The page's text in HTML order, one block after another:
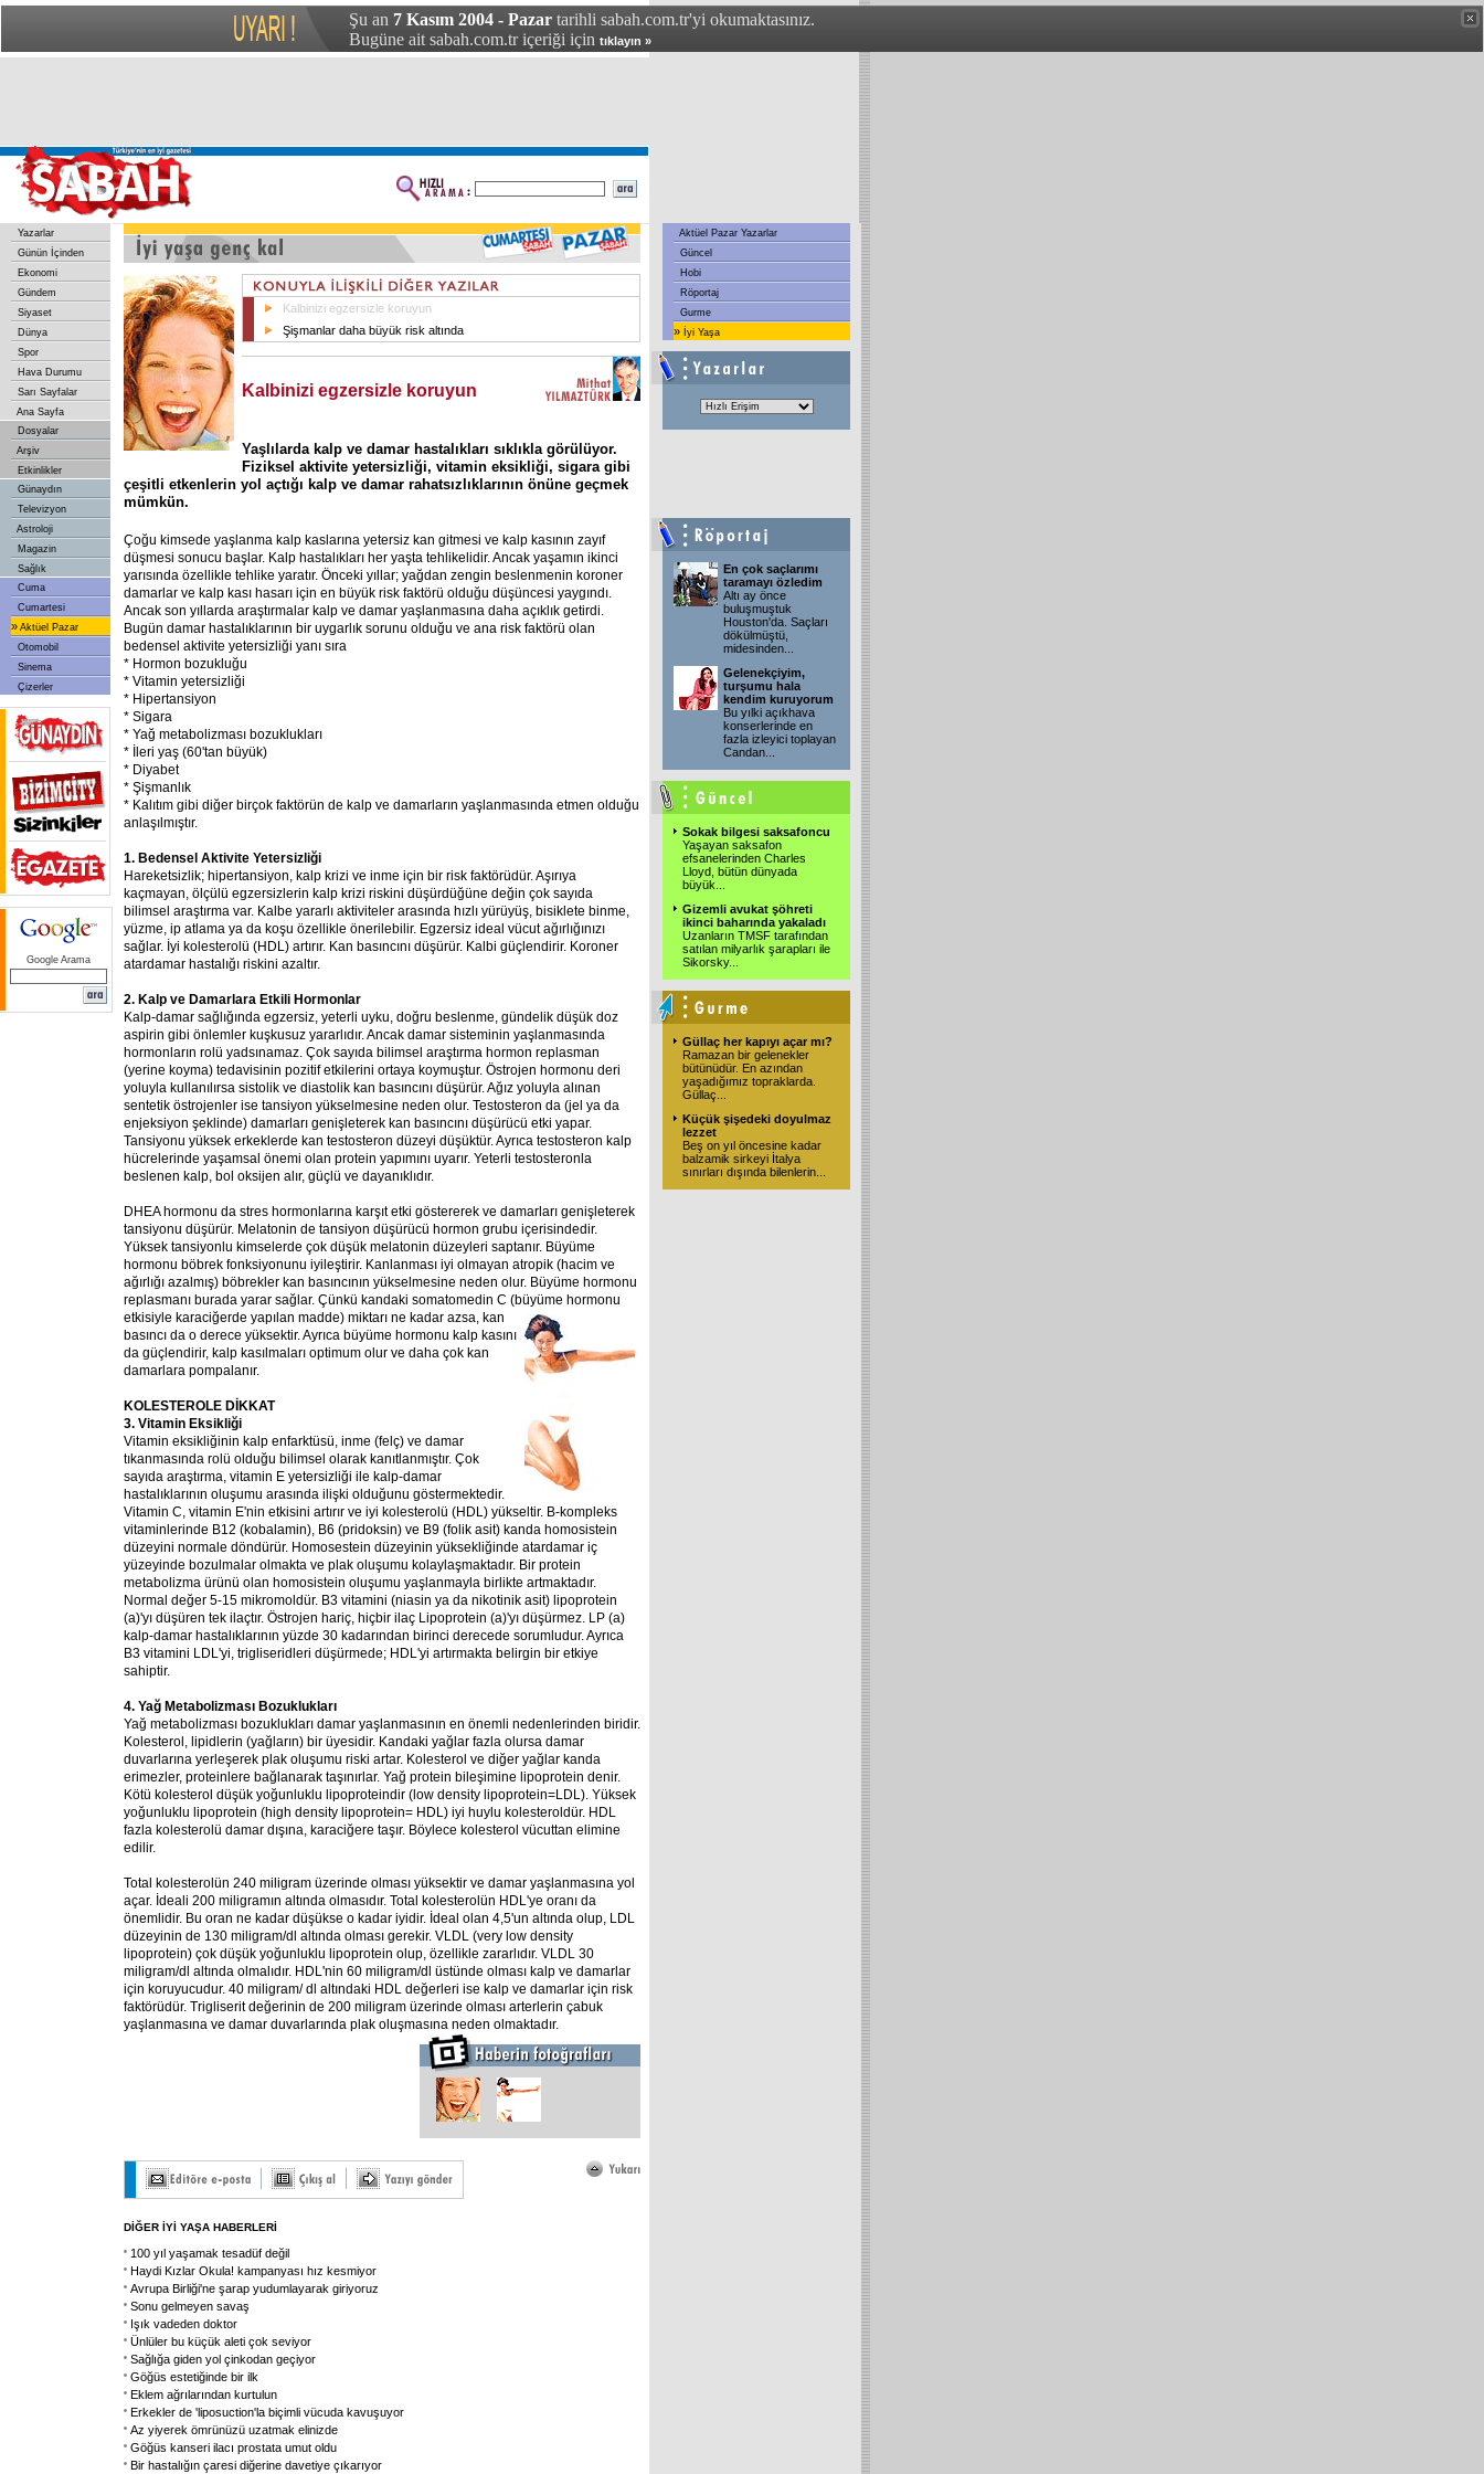
Şu an 7 Kasım 2004 - Pazar tarihli sabah.com.tr'yi okumaktasınız.
Bugüne ait sabah.com.tr içeriği için tıklayın »
Yazarlar
Günün İçinden
Ekonomi
Gündem
Siyaset
Dünya
Spor
Hava Durumu
Sarı Sayfalar
Ana Sayfa
Dosyalar
Arşiv
Etkinlikler
Günaydın
Televizyon
Astroloji
Magazin
Sağlık
Cuma
Cumartesi
» Aktüel Pazar
Otomobil
Sinema
Çizerler
Google Arama
Kalbinizi egzersizle koruyun
Şişmanlar daha büyük risk altında
Kalbinizi egzersizle koruyun
Yaşlılarda kalp ve damar hastalıkları sıklıkla görülüyor.
Fiziksel aktivite yetersizliği, vitamin eksikliği, sigara gibi
çeşitli etkenlerin yol açtığı kalp ve damar rahatsızlıklarının önüne geçmek
mümkün.
Çoğu kimsede yaşlanma kalp kaslarına yetersiz kan gitmesi ve kalp kasının zayıf
düşmesi sonucu başlar. Kalp hastalıkları her yaşta tehlikelidir. Ancak yaşamın ikinci
yarısında özellikle tehlike yaratır. Önceki yıllar; yağdan zengin beslenmenin koroner
damarlar ve kalp kası hasarı için en büyük risk faktörü olduğu düşüncesi yaygındı.
Ancak son yıllarda araştırmalar kalp ve damar yaşlanmasına daha açıklık getirdi.
Bugün damar hastalıklarının bir uygarlık sorunu olduğu ve ana risk faktörü olan
bedensel aktivite yetersizliği yanı sıra
* Hormon bozukluğu
* Vitamin yetersizliği
* Hipertansiyon
* Sigara
* Yağ metabolizması bozuklukları
* İleri yaş (60'tan büyük)
* Diyabet
* Şişmanlık
* Kalıtım gibi diğer birçok faktörün de kalp ve damarların yaşlanmasında etmen olduğu
anlaşılmıştır.
1. Bedensel Aktivite Yetersizliği
Hareketsizlik; hipertansiyon, kalp krizi ve inme için bir risk faktörüdür. Aşırıya
kaçmayan, ölçülü egzersizlerin kalp krizi riskini düşürdüğüne değin çok sayıda
bilimsel araştırma var. Kalbe yararlı aktiviteler arasında hızlı yürüyüş, bisiklete binme,
yüzme, ip atlama ya da koşu özellikle önerilebilir. Egzersiz ideal vücut ağırlığınızı
sağlar. İyi kolesterolü (HDL) artırır. Kan basıncını düşürür. Kalbi güçlendirir. Koroner
atardamar hastalığı riskini azaltır.
2. Kalp ve Damarlara Etkili Hormonlar
Kalp-damar sağlığında egzersiz, yeterli uyku, doğru beslenme, gündelik düşük doz
aspirin gibi önlemler kuşkusuz yararlıdır. Ancak damar sisteminin yaşlanmasında
hormonların rolü yadsınamaz. Çok sayıda bilimsel araştırma hormon replasman
(yerine koyma) tedavisinin pozitif etkilerini ortaya koymuştur. Östrojen hormonu deri
yoluyla kullanılırsa sistolik ve diastolik kan basıncını düşürür. Ağız yoluyla alınan
sentetik östrojenler ise tansiyon yükselmesine neden olur. Testosteron da (jel ya da
enjeksiyon şeklinde) damarları genişleterek kan basıncını düşürücü etki yapar.
Tansiyonu yüksek erkeklerde kan testosteron düzeyi düşüktür. Ayrıca testosteron kalp
hücrelerinde yaşamsal önemi olan protein yapımını uyarır. Yeterli testosteronla
beslenen kalp, bol oksijen alır, güçlü ve dayanıklıdır.
DHEA hormonu da stres hormonlarına karşıt etki göstererek ve damarları genişleterek
tansiyonu düşürür. Melatonin de tansiyon düşürücü hormon grubu içerisindedir.
Yüksek tansiyonlu kimselerde çok düşük melatonin düzeyleri saptanır. Büyüme
hormonu böbrek fonksiyonunu iyileştirir. Kanlanması iyi olmayan atropik (hacim ve
ağırlığı azalmış) böbrekler kan basıncının yükselmesine neden olur. Büyüme hormonu
replasmanı burada yarar sağlar. Çünkü kandaki somatomedin C (büyüme hormonu
etkisiyle karaciğerde yapılan madde) miktarı ne kadar azsa, kan
basıncı da o derece yüksektir. Ayrıca büyüme hormonu kalp kasını
da güçlendirir, kalp kasılmaları optimum olur ve daha çok kan
damarlara pompalanır.
KOLESTEROLE DİKKAT
3. Vitamin Eksikliği
Vitamin eksikliğinin kalp enfarktüsü, inme (felç) ve damar
tıkanmasında rolü olduğu bilimsel olarak kanıtlanmıştır. Çok
sayıda araştırma, vitamin E yetersizliği ile kalp-damar
hastalıklarının oluşumu arasında ilişki olduğunu göstermektedir.
Vitamin C, vitamin E'nin etkisini artırır ve iyi kolesterolü (HDL) yükseltir. B-kompleks
vitaminlerinde B12 (kobalamin), B6 (pridoksin) ve B9 (folik asit) kanda homosistein
düzeyini normale döndürür. Homosestein düzeyinin yüksekliğinde atardamar iç
yüzeyinde bozulmalar olmakta ve plak oluşumu kolaylaşmaktadır. Bir protein
metabolizma ürünü olan homosistein oluşumu yaşlanmayla birlikte artmaktadır.
Normal değer 5-15 mikromoldür. B3 vitamini (niasin ya da nikotinik asit) lipoprotein
(a)'yı düşüren tek ilaçtır. Östrojen hariç, hiçbir ilaç Lipoprotein (a)'yı düşürmez. LP (a)
kalp-damar hastalıklarının yüzde 30 kadarından birinci derecede sorumludur. Ayrıca
B3 vitamini LDL'yi, trigliseridleri düşürmede; HDL'yi artırmakta belirgin bir etkiye
sahiptir.
4. Yağ Metabolizması Bozuklukları
Yağ metabolizması bozuklukları damar yaşlanmasının en önemli nedenlerinden biridir.
Kolesterol, lipidlerin (yağların) bir üyesidir. Kandaki yağlar fazla olursa damar
duvarlarına yerleşerek plak oluşumu riski artar. Kolesterol ve diğer yağlar kanda
erimezler, proteinlere bağlanarak taşınırlar. Yağ protein bileşimine lipoprotein denir.
Kötü kolesterol düşük yoğunluklu lipoproteindir (low density lipoprotein=LDL). Yüksek
yoğunluklu lipoprotein (high density lipoprotein= HDL) iyi huylu kolesteroldür. HDL
fazla kolesterolü damar dışına, karaciğere taşır. Böylece kolesterol vücuttan elimine
edilir.
Total kolesterolün 240 miligram üzerinde olması yüksektir ve damar yaşlanmasına yol
açar. İdeali 200 miligramın altında olmasıdır. Total kolesterolün HDL'ye oranı da
önemlidir. Bu oran ne kadar düşükse o kadar iyidir. İdeal olan 4,5'un altında olup, LDL
düzeyinin de 130 miligram/dl altında olması gerekir. VLDL (very low density
lipoprotein) çok düşük yoğunluklu lipoprotein olup, özellikle zararlıdır. VLDL 30
miligram/dl altında olmalıdır. HDL'nin 60 miligram/dl üstünde olması kalp ve damarlar
için koruyucudur. 40 miligram/ dl altındaki HDL değerleri ise kalp ve damarlar için risk
faktörüdür. Trigliserit değerinin de 200 miligram üzerinde olması arterlerin çabuk
yaşlanmasına ve damar duvarlarında plak oluşmasına neden olmaktadır.
DİĞER İYİ YAŞA HABERLERİ
100 yıl yaşamak tesadüf değil
Haydi Kızlar Okula! kampanyası hız kesmiyor
Avrupa Birliği'ne şarap yudumlayarak giriyoruz
Sonu gelmeyen savaş
Işık vadeden doktor
Ünlüler bu küçük aleti çok seviyor
Sağlığa giden yol çinkodan geçiyor
Göğüs estetiğinde bir ilk
Eklem ağrılarından kurtulun
Erkekler de 'liposuction'la biçimli vücuda kavuşuyor
Az yiyerek ömrünüzü uzatmak elinizde
Göğüs kanseri ilacı prostata umut oldu
Bir hastalığın çaresi diğerine davetiye çıkarıyor
Aktüel Pazar Yazarlar
Güncel
Hobi
Röportaj
Gurme
» İyi Yaşa
En çok saçlarımı
taramayı özledim
Altı ay önce
buluşmuştuk
Houston'da. Saçları
dökülmüştü,
midesinden
Gelenekçiyim,
turşumu hala
kendim kuruyorum
Bu yılki açıkhava
konserlerinde en
fazla izleyici toplayan
Candan
Sokak bilgesi saksafoncu
Yaşayan saksafon
efsanelerinden Charles
Lloyd, bütün dünyada
büyük
Gizemli avukat şöhreti
ikinci baharında yakaladı
Uzanların TMSF tarafından
satılan milyarlık şarapları ile
Sikorsky...
Güllaç her kapıyı açar mı?
Ramazan bir gelenekler
bütünüdür. En azından
yaşadığımız topraklarda.
Güllaç
Küçük şişedeki doyulmaz
lezzet
Beş on yıl öncesine kadar
balzamik sirkeyi İtalya
sınırları dışında bilenlerin